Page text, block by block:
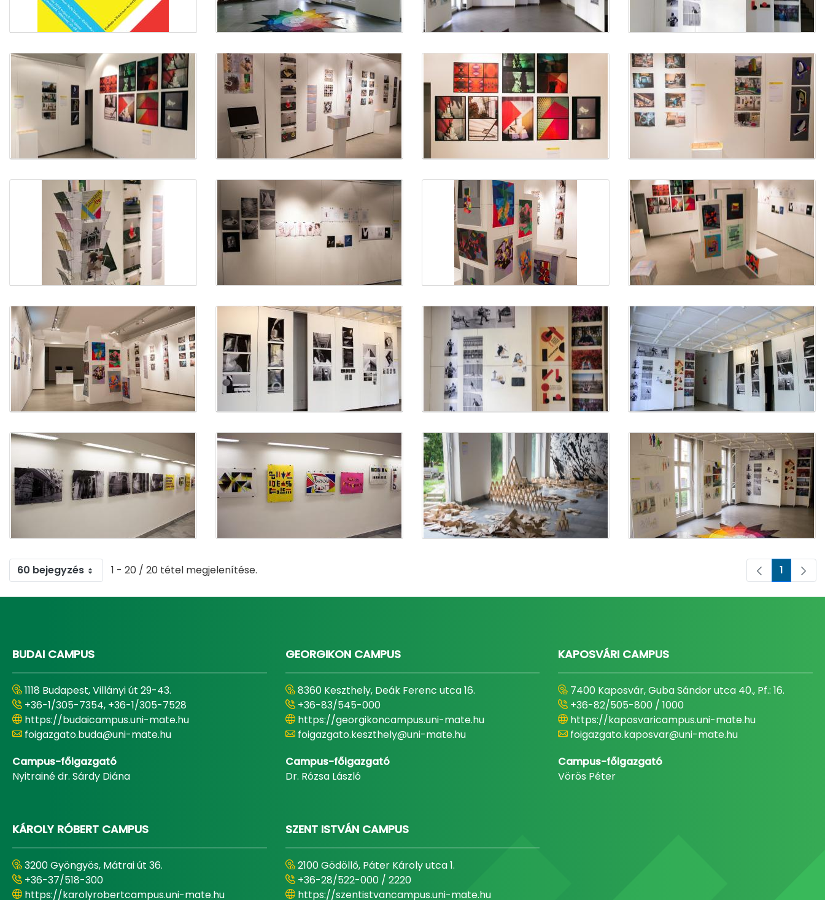
60 bejegyzés 1 - 20 / 20 tétel megjelenítése. Oldal
1
BUDAI CAMPUS
1118 Budapest, Villányi út 29-43.
+36-1/305-7354, +36-1/305-7528
https://budaicampus.uni-mate.hu
foigazgato.buda@uni-mate.hu
Campus-főigazgató
Nyitrainé dr. Sárdy Diána
GEORGIKON CAMPUS
8360 Keszthely, Deák Ferenc utca 16.
+36-83/545-000
https://georgikoncampus.uni-mate.hu
foigazgato.keszthely@uni-mate.hu
Campus-főigazgató
Dr. Rózsa László
KAPOSVÁRI CAMPUS
7400 Kaposvár, Guba Sándor utca 40., Pf.: 16.
+36-82/505-800 / 1000
https://kaposvaricampus.uni-mate.hu
foigazgato.kaposvar@uni-mate.hu
Campus-főigazgató
Vörös Péter
KÁROLY RÓBERT CAMPUS
3200 Gyöngyös, Mátrai út 36.
+36-37/518-300
https://karolyrobertcampus.uni-mate.hu
SZENT ISTVÁN CAMPUS
2100 Gödöllő, Páter Károly utca 1.
+36-28/522-000 / 2220
https://szentistvancampus.uni-mate.hu